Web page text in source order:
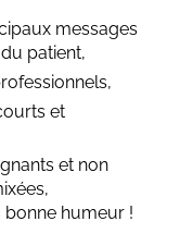
messages
patient,
et
et non
humeur !